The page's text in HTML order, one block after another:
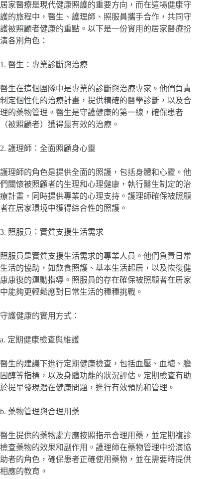
居家醫療是現代健康照護的重要方向，而在這場健康守
護的旅程中，醫生、護理師、照服員攜手合作，共同守
護被照顧者健康的重點。以下是一份實用的居家醫療扮
演各別角色：
1. 醫生：專業診斷與治療
醫生在這個團隊中是專業的診斷與治療專家。他們負責
制定個性化的治療計畫，提供精確的醫學診斷，以及合
理的藥物管理。醫生是守護健康的第一線，確保患者
（被照顧者）獲得最有效的治療。
2. 護理師：全面照顧身心靈
護理師的角色是提供全面的照護，包括身體和心靈。他
們關懷被照顧者的生理和心理健康，執行醫生制定的治
療計畫，同時提供專業的心理支持。護理師確保被照顧
者在居家環境中獲得綜合性的照護。
3. 照服員：實質支援生活需求
照服員是實質支援生活需求的專業人員。他們負責日常
生活的協助，如飲食照護、基本生活起居，以及恢復健
康康復的運動指導。照服員的存在確保被照顧者在居家
中能夠更輕鬆應對日常生活的種種挑戰。
守護健康的實用方式：
a. 定期健康檢查與維護
醫生的建議下進行定期健康檢查，包括血壓、血糖、膽
固醇等指標，以及身體功能的狀況評估。定期檢查有助
於提早發現潛在健康問題，進行有效預防和管理。
b. 藥物管理與合理用藥
醫生提供的藥物處方應按照指示合理用藥，並定期複診
檢查藥物的效果和副作用。護理師在藥物管理中扮演協
助者的角色，確保患者正確使用藥物，並在需要時提供
相應的教育。